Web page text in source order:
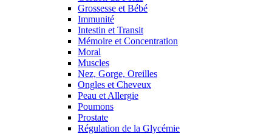
Grossesse et Bébé
Immunité
Intestin et Transit
Mémoire et Concentration
Moral
Muscles
Nez, Gorge, Oreilles
Ongles et Cheveux
Peau et Allergie
Poumons
Prostate
Régulation de la Glycémie